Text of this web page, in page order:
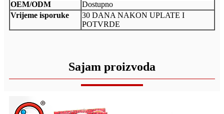
OEM/ODM
Dostupno
Vrijeme isporuke
30 DANA NAKON UPLATE I
POTVRDE
Sajam proizvoda